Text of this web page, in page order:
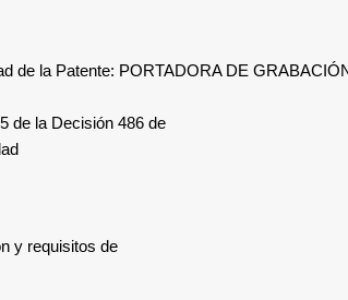
de la Patente: PORTADORA DE
de la Decisión 486 de
y requisitos de